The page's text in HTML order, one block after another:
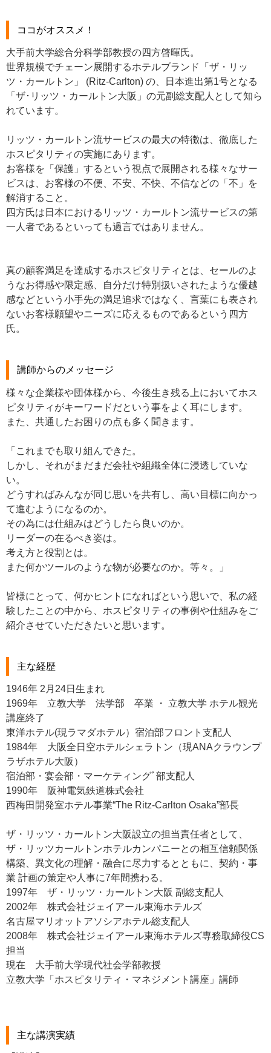
ココがオススメ！
大手前大学総合分科学部教授の四方啓暉氏。
世界規模でチェーン展開するホテルブランド「ザ・リッ
ツ・カールトン」 (Ritz-Carlton) の、日本進出第1号となる
「ザ･リッツ・カールトン大阪」の元副総支配人として知ら
れています。
リッツ・カールトン流サービスの最大の特徴は、徹底した
ホスピタリティの実施にあります。
お客様を「保護」するという視点で展開される様々なサー
ビスは、お客様の不便、不安、不快、不信などの「不」を
解消すること。
四方氏は日本におけるリッツ・カールトン流サービスの第
一人者であるといっても過言ではありません。
真の顧客満足を達成するホスピタリティとは、セールのよ
うなお得感や限定感、自分だけ特別扱いされたような優越
感などという小手先の満足追求ではなく、言葉にも表され
ないお客様願望やニーズに応えるものであるという四方
氏。
講師からのメッセージ
様々な企業様や団体様から、今後生き残る上においてホス
ピタリティがキーワードだという事をよく耳にします。
また、共通したお困りの点も多く聞きます。
「これまでも取り組んできた。
しかし、それがまだまだ会社や組織全体に浸透していな
い。
どうすればみんなが同じ思いを共有し、高い目標に向かっ
て進むようになるのか。
その為には仕組みはどうしたら良いのか。
リーダーの在るべき姿は。
考え方と役割とは。
また何かツールのような物が必要なのか。等々。」
皆様にとって、何かヒントになればという思いで、私の経
験したことの中から、ホスピタリティの事例や仕組みをご
紹介させていただきたいと思います。
主な経歴
1946年 2月24日生まれ
1969年 立教大学 法学部 卒業 ・ 立教大学 ホテル観光
講座終了
東洋ホテル(現ラマダホテル）宿泊部フロント支配人
1984年 大阪全日空ホテルシェラトン（現ANAクラウンプ
ラザホテル大阪）
宿泊部・宴会部・マーケティングﾞ部支配人
1990年 阪神電気鉄道株式会社
西梅田開発室ホテル事業“The Ritz-Carlton Osaka”部長
ザ・リッツ・カールトン大阪設立の担当責任者として、
ザ・リッツカールトンホテルカンパニーとの相互信頼関係
構築、異文化の理解・融合に尽力するとともに、契約・事
業 計画の策定や人事に7年間携わる。
1997年 ザ・リッツ・カールトン大阪 副総支配人
2002年 株式会社ジェイアール東海ホテルズ
名古屋マリオットアソシアホテル総支配人
2008年 株式会社ジェイアール東海ホテルズ専務取締役CS
担当
現在 大手前大学現代社会学部教授
立教大学「ホスピタリティ・マネジメント講座」講師
主な講演実績